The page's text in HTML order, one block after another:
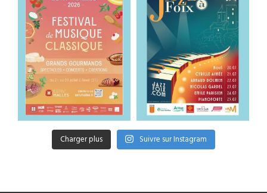
Charger plus Suivre sur Instagram